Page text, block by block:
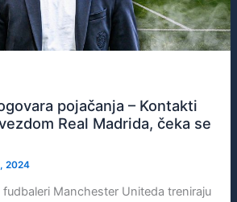
pojačanja – Kontakti
Real Madrida, čeka se
2024
Manchester Uniteda treniraju